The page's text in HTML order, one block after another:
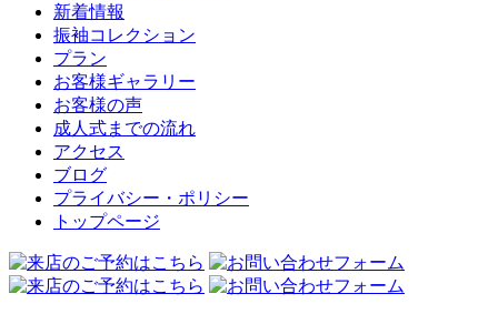
新着情報
振袖コレクション
プラン
お客様ギャラリー
お客様の声
成人式までの流れ
アクセス
ブログ
プライバシー・ポリシー
トップページ